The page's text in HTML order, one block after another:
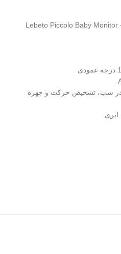
Lebeto Piccolo Baby Monitor
در شب، تشخیص حرکت و چهره